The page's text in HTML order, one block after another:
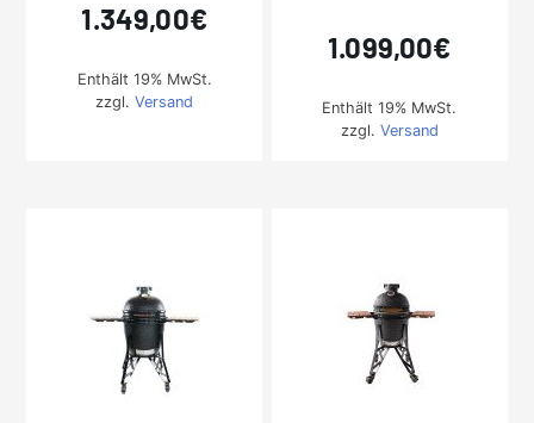
1.349,00€
Enthält 19% MwSt.
zzgl.Versand
1.099,00€
Enthält 19% MwSt.
zzgl. Versand